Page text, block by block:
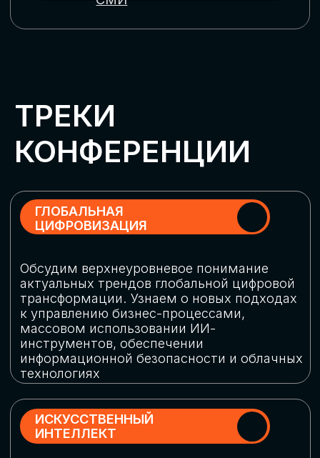
Выясним, как в наши дни уверенно
защищать свой бизнес от киберугроз
ЦИФРОВИЗАЦИЯ
МАРКЕТИНГА И ПРОДАЖ
Обменяемся опытом, какие ИИ-решения
в маркетинге и продажах наиболее
рекламными кампаниями показывают
наибольшую эффективность
РОБОТИЗАЦИЯ
Узнаем, в каких отраслях ИИ
«материализуется», какие роботы
решают сложные бизнес-задачи, а где
только обсуждают концепции
роботизации и потенциальные бюджеты
на тестирование образцов
Разберем кейсы в сфере цифровизации